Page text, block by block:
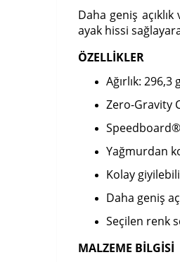
Daha geniş
ayak hissi
ÖZELLİKLER
Ağırlık: 296,3
Zero-Gravity
Yağmurdan
Kolay
Daha geniş
Seçilen renk
MALZEME BİLGİSİ